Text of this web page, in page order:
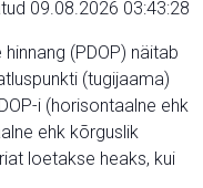
09.08.2026 03:43:28
(PDOP) näitab
(tugijaama)
i (horisontaalne ehk
ehk kõrguslik
loetakse heaks, kui